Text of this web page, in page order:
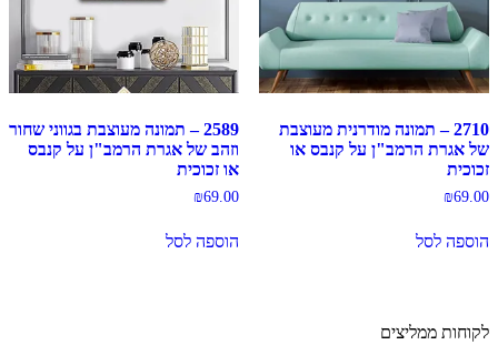
2710 – תמונה מודרנית מעוצבת
של אגרת הרמב"ן על קנבס או
זכוכית
₪69.00
הוספה לסל
2589 – תמונה מעוצבת בגווני שחור
וזהב של אגרת הרמב"ן על קנבס
או זכוכית
₪69.00
הוספה לסל
לקוחות ממליצים